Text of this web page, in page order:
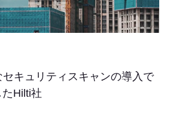
キュリティスキャンの導入で
Hilti社